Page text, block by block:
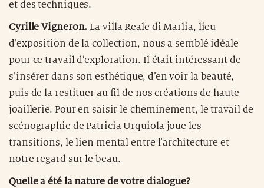
et des techniques.
Cyrille Vigneron. La villa Reale di Marlia, lieu
d’exposition de la collection, nous a semblé idéale
pour ce travail d’exploration. Il était intéressant de
s’insérer dans son esthétique, d’en voir la beauté,
puis de la restituer au fil de nos créations de haute
joaillerie. Pour en saisir le cheminement, le travail de
scénographie de Patricia Urquiola joue les
transitions, le lien mental entre l’architecture et
notre regard sur le beau.
Quelle a été la nature de votre dialogue?